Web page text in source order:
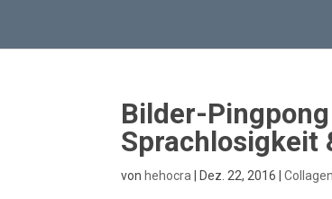
Bilder-
Sprachlosigkeit
von hehocra Dez. 22, 2016 |Collagen